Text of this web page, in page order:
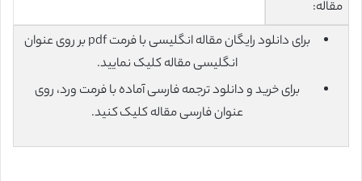
مقاله:
برای دانلود رایگان مقاله انگلیسی با فرمت pdf بر روی عنوان
انگلیسی مقاله کلیک نمایید.
برای خرید و دانلود ترجمه فارسی آماده با فرمت ورد، روی
عنوان فارسی مقاله کلیک کنید.